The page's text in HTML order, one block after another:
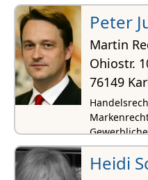
Peter
Martin
Ohiostr.
76149
Heidi